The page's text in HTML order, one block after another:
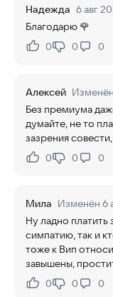
Надежда 6 авг
Благодарю 🌹
Нравится:
0Не нравится:
0 0
Алексей
Без премиума
думайте, не то
зазрения
Нравится:
0Не нравится:
0 0
Мила Изменён 6
Ну ладно платить
симпатию, так и
тоже к Вип
завышены,
Нравится:
0Не нравится:
0 0